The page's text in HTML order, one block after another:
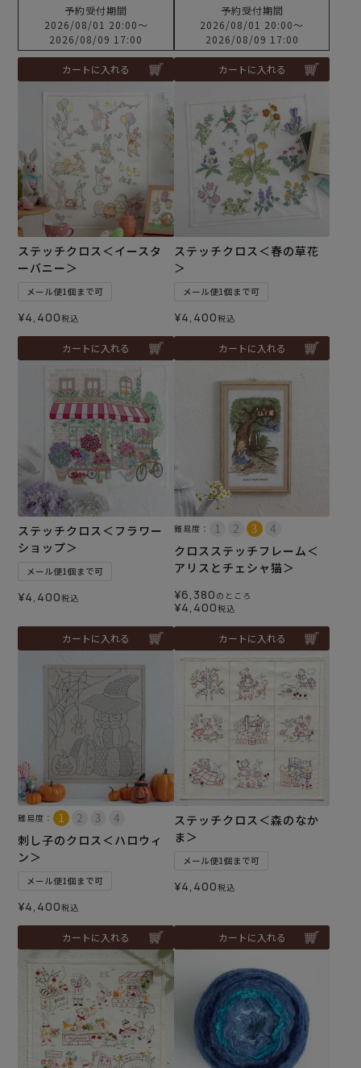
予約受付期間
2026/08/01 20:00〜
2026/08/09 17:00
カートに入れる
予約受付期間
2026/08/01 20:00〜
2026/08/09 17:00
カートに入れる
ステッチクロス＜イースタ
ーバニー＞
メール便1個まで可
¥4,400税込
カートに入れる
ステッチクロス＜春の草花
＞
メール便1個まで可
¥4,400税込
カートに入れる
ステッチクロス＜フラワー
ショップ＞
メール便1個まで可
¥4,400税込
カートに入れる
難易度：
クロスステッチフレーム＜
アリスとチェシャ猫＞
¥6,380 のところ
¥4,400税込
カートに入れる
難易度：
刺し子のクロス＜ハロウィ
ン＞
メール便1個まで可
¥4,400税込
カートに入れる
ステッチクロス＜森のなか
ま＞
メール便1個まで可
¥4,400税込
カートに入れる